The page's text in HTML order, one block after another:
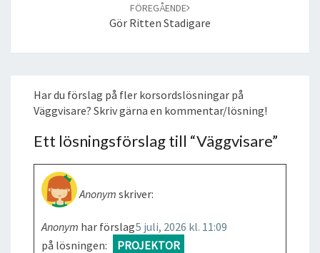
FÖREGÅENDE
Gör Ritten Stadigare
Har du förslag på fler korsordslösningar på
Väggvisare? Skriv gärna en kommentar/lösning!
Ett lösningsförslag till “Väggvisare”
Anonym skriver:
5 juli, 2026 kl. 11:09
Anonym har förslag
på lösningen:
PROJEKTOR